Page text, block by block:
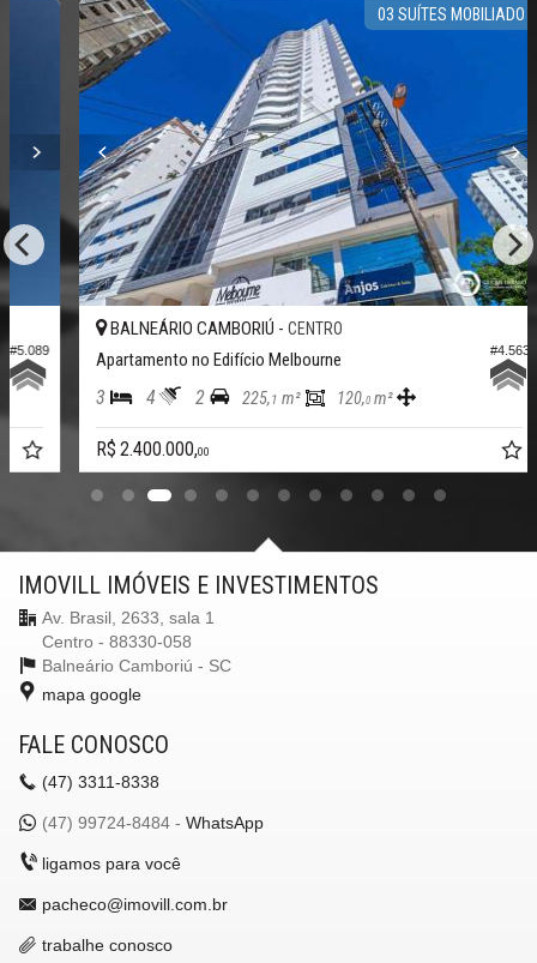
03 SUÍTES MOBILIADO
BALNEÁRIO CAMBORIÚ -CENTRO
Apartamento no Edifício Melbourne
4 2 225, m² 120, m²
R$ 2.400.000,00
IMOVILL IMÓVEIS E INVESTIMENTOS
Av. Brasil, 2633, sala 1
Centro - 88330-058
Balneário Camboriú - SC
mapa google
FALE CONOSCO
(47) 3311-8338
(47) 99724-8484 - WhatsApp
ligamos para você
pacheco@imovill.com.br
trabalhe conosco